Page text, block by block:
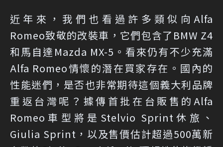
近年來，我們也看過許多類似向Alfa
Romeo致敬的改裝車，它們包含了BMW Z4
和馬自達Mazda MX-5。看來仍有不少充滿
Alfa Romeo情懷的潛在買家存在。國內的
性能迷們，是否也非常期待這個義大利品牌
重返台灣呢？據傳首批在台販售的Alfa
Romeo車型將是Stelvio Sprint休旅、
Giulia Sprint，以及售價估計超過500萬新